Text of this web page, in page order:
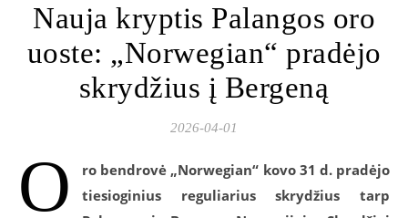
Nauja kryptis Palangos oro
uoste: „Norwegian“ pradėjo
skrydžius į Bergeną
2026-04-01
O
ro bendrovė „Norwegian“ kovo 31 d. pradėjo
tiesioginius reguliarius skrydžius tarp